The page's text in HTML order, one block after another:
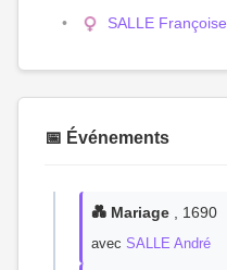
SALLE Françoise
📅 Événements
💑 Mariage , 1690
avec SALLE André